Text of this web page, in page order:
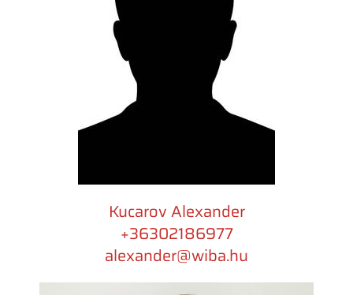
Kucarov Alexander
+36302186977​
alexander@wiba.hu